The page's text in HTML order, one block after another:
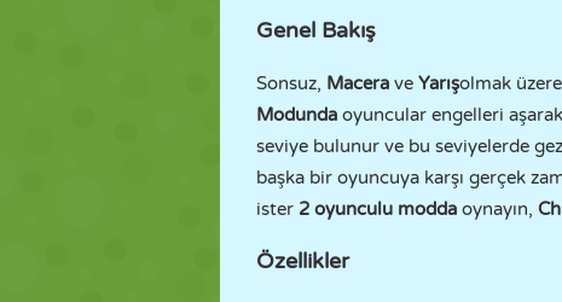
Genel Bakış
Sonsuz, Macera ve Yarışolmak
Modunda oyuncular engelleri
seviye bulunur ve bu seviyelerde
başka bir oyuncuya karşı gerçek
ister 2 oyunculu modda oynayın,
Özellikler